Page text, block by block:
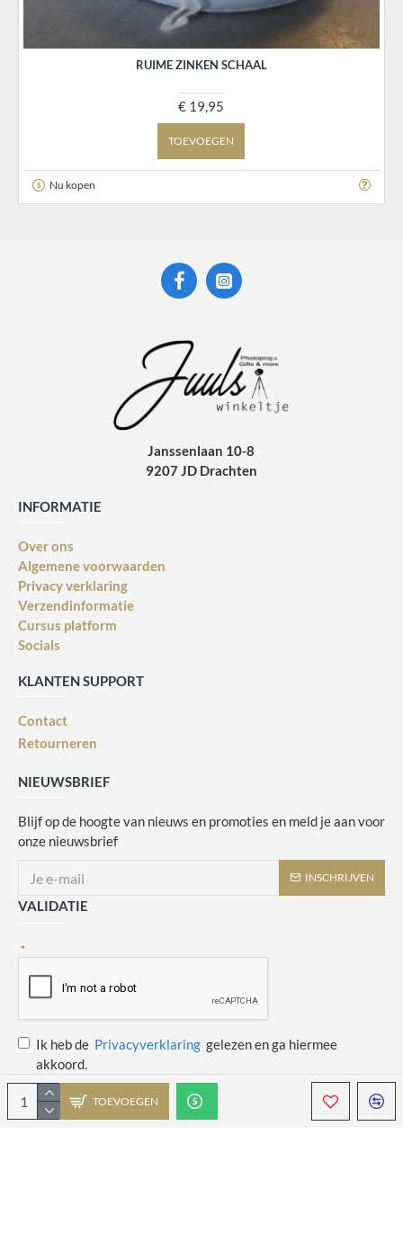
TOEVOEGEN
RUIME ZINKEN SCHAAL
€ 19,95
TOEVOEGEN
Nu kopen
Janssenlaan 10-8
9207 JD Drachten
INFORMATIE
Over ons
Algemene voorwaarden
Privacy verklaring
Verzendinformatie
Cursus platform
Socials
KLANTEN SUPPORT
Contact
Retourneren
NIEUWSBRIEF
Blijf op de hoogte van nieuws en promoties en meld je aan voor
onze nieuwsbrief
INSCHRIJVEN
VALIDATIE
Ik heb de Privacyverklaring gelezen en ga hiermee
akkoord.